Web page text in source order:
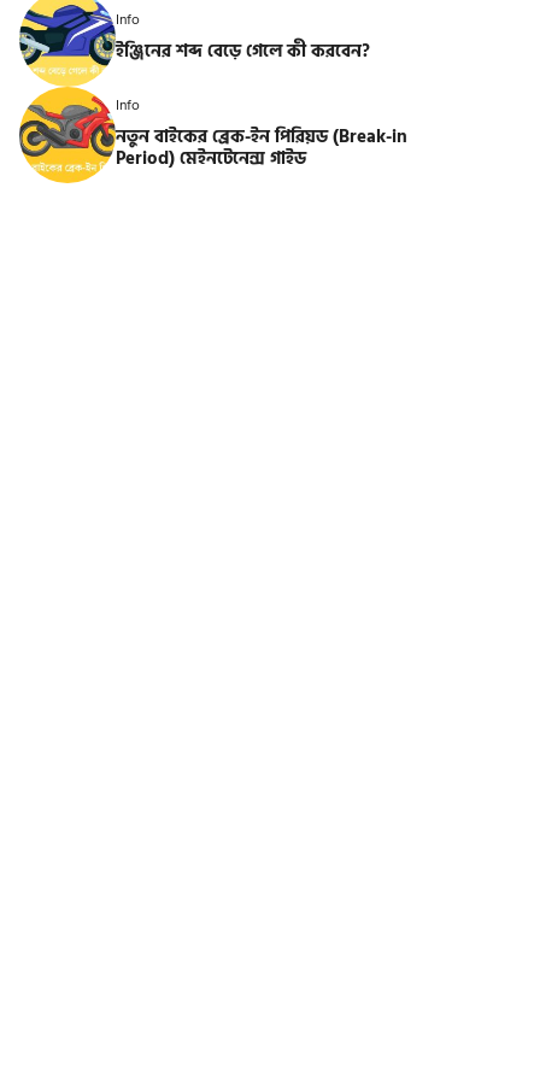
Info
ইঞ্জিনের শব্দ বেড়ে গেলে কী করবেন?
Info
নতুন বাইকের ব্রেক-ইন পিরিয়ড (Break-in
Period) মেইনটেনেন্স গাইড